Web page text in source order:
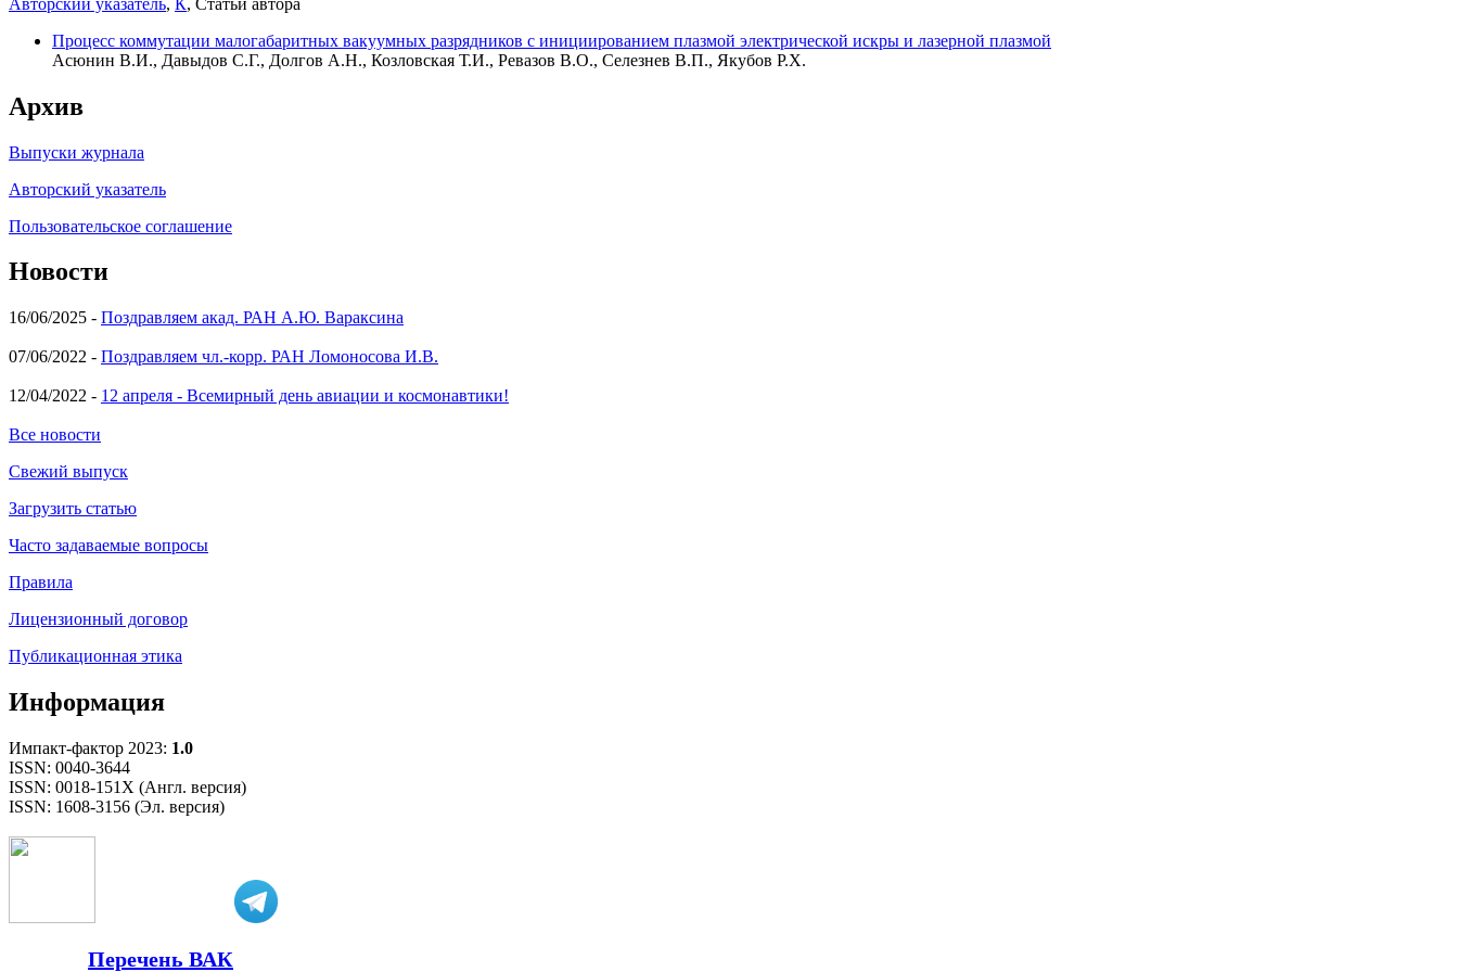
Процесс коммутации малогабаритных вакуумных разрядников с инициированием плазмой электрической искры и лазерной плазмой
Асюнин В.И., Давыдов С.Г., Долгов А.Н., Козловская Т.И., Ревазов В.О., Селезнев В.П., Якубов Р.Х.
Архив
Выпуски журнала
Авторский указатель
Пользовательское соглашение
Новости
16/06/2025 - Поздравляем акад. РАН А.Ю. Вараксина
07/06/2022 - Поздравляем чл.-корр. РАН Ломоносова И.В.
12/04/2022 - 12 апреля - Всемирный день авиации и космонавтики!
Все новости
Свежий выпуск
Загрузить статью
Часто задаваемые вопросы
Правила
Лицензионный договор
Публикационная этика
Информация
Импакт-фактор 2023: 1.0
ISSN: 0040-3644
ISSN: 0018-151X (Англ. версия)
ISSN: 1608-3156 (Эл. версия)
Перечень ВАК